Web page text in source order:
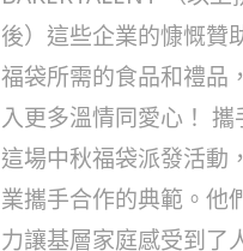
後）這些企業的慷慨贊
福袋所需的食品和禮品
入更多溫情同愛心！
這場中秋福袋派發活動
業攜手合作的典範。他
力讓基層家庭感受到了